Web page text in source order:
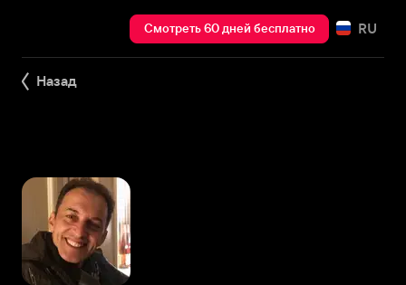
Смотреть 60 дней бесплатно RU
Назад